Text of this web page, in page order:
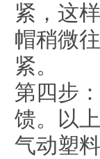
紧，这
帽稍微
紧。
第四步
馈。以
气动塑